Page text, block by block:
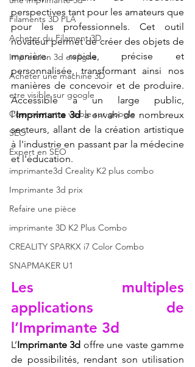
Filaments 3D PLA
Acheter du Filament 3D
Impression 3d en ligne
Acheter une machine 3D
etre visible sur google
Comment etre visible sur google
SEO
Expert en SEO
imprimante3d Creality K2 plus combo
Imprimante 3d prix
Refaire une pièce
imprimante 3D K2 Plus Combo
CREALITY SPARKX i7 Color Combo
SNAPMAKER U1
perspectives tant pour les amateurs que
pour les professionnels. Cet outil
novateur permet de créer des objets de
manière rapide, précise et
personnalisée, transformant ainsi nos
manières de concevoir et de produire.
Accessible à un large public,
l’Imprimante 3d a envahi de nombreux
secteurs, allant de la création artistique
à l'industrie en passant par la médecine
et l'éducation.
Les multiples
applications de
l’Imprimante 3d
L’Imprimante 3d offre une vaste gamme
de possibilités, rendant son utilisation